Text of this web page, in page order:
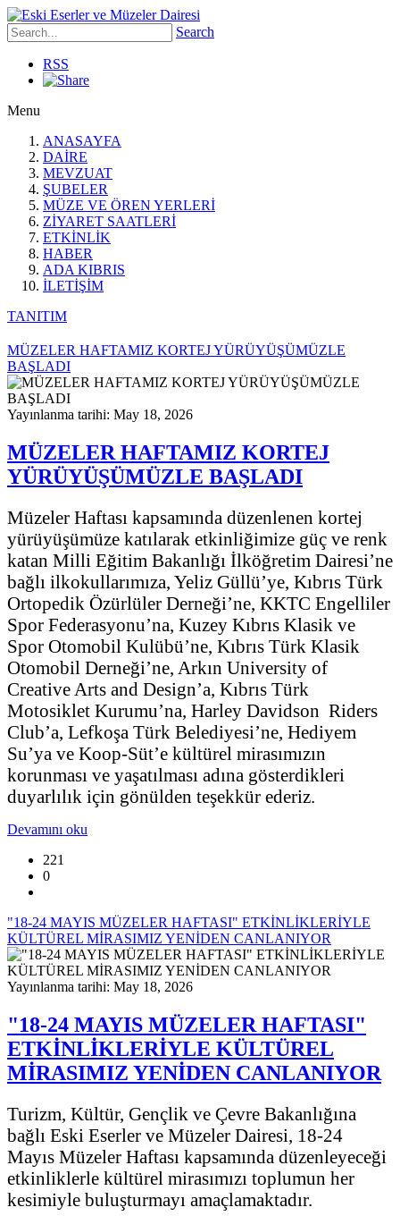
Search
RSS
Menu
ANASAYFA
DAİRE
MEVZUAT
ŞUBELER
MÜZE VE ÖREN YERLERİ
ZİYARET SAATLERİ
ETKİNLİK
HABER
ADA KIBRIS
İLETİŞİM
TANITIM
MÜZELER HAFTAMIZ KORTEJ YÜRÜYÜŞÜMÜZLE
BAŞLADI
Yayınlanma tarihi: May 18, 2026
MÜZELER HAFTAMIZ KORTEJ
YÜRÜYÜŞÜMÜZLE BAŞLADI
Müzeler Haftası kapsamında düzenlenen kortej
yürüyüşümüze katılarak etkinliğimize güç ve renk
katan Milli Eğitim Bakanlığı İlköğretim Dairesi’ne
bağlı ilkokullarımıza, Yeliz Güllü’ye, Kıbrıs Türk
Ortopedik Özürlüler Derneği’ne, KKTC Engelliler
Spor Federasyonu’na, Kuzey Kıbrıs Klasik ve
Spor Otomobil Kulübü’ne, Kıbrıs Türk Klasik
Otomobil Derneği’ne, Arkın University of
Creative Arts and Design’a, Kıbrıs Türk
Motosiklet Kurumu’na, Harley Davidson Riders
Club’a, Lefkoşa Türk Belediyesi’ne, Hediyem
Su’ya ve Koop-Süt’e kültürel mirasımızın
korunması ve yaşatılması adına gösterdikleri
duyarlılık için gönülden teşekkür ederiz.
Devamını oku
221
0
"18-24 MAYIS MÜZELER HAFTASI" ETKİNLİKLERİYLE
KÜLTÜREL MİRASIMIZ YENİDEN CANLANIYOR
Yayınlanma tarihi: May 18, 2026
"18-24 MAYIS MÜZELER HAFTASI"
ETKİNLİKLERİYLE KÜLTÜREL
MİRASIMIZ YENİDEN CANLANIYOR
Turizm, Kültür, Gençlik ve Çevre Bakanlığına
bağlı Eski Eserler ve Müzeler Dairesi, 18-24
Mayıs Müzeler Haftası kapsamında düzenleyeceği
etkinliklerle kültürel mirasımızı toplumun her
kesimiyle buluşturmayı amaçlamaktadır.